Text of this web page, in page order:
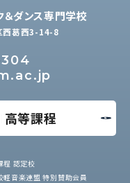
＆ダンス専門学校
西葛西3-14-8
高等課程
程 認定校
軽音楽連盟 特別賛助会員